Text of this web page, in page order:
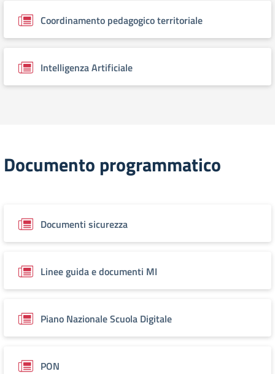
Coordinamento pedagogico territoriale
Intelligenza Artificiale
Documento programmatico
Documenti sicurezza
Linee guida e documenti MI
Piano Nazionale Scuola Digitale
PON